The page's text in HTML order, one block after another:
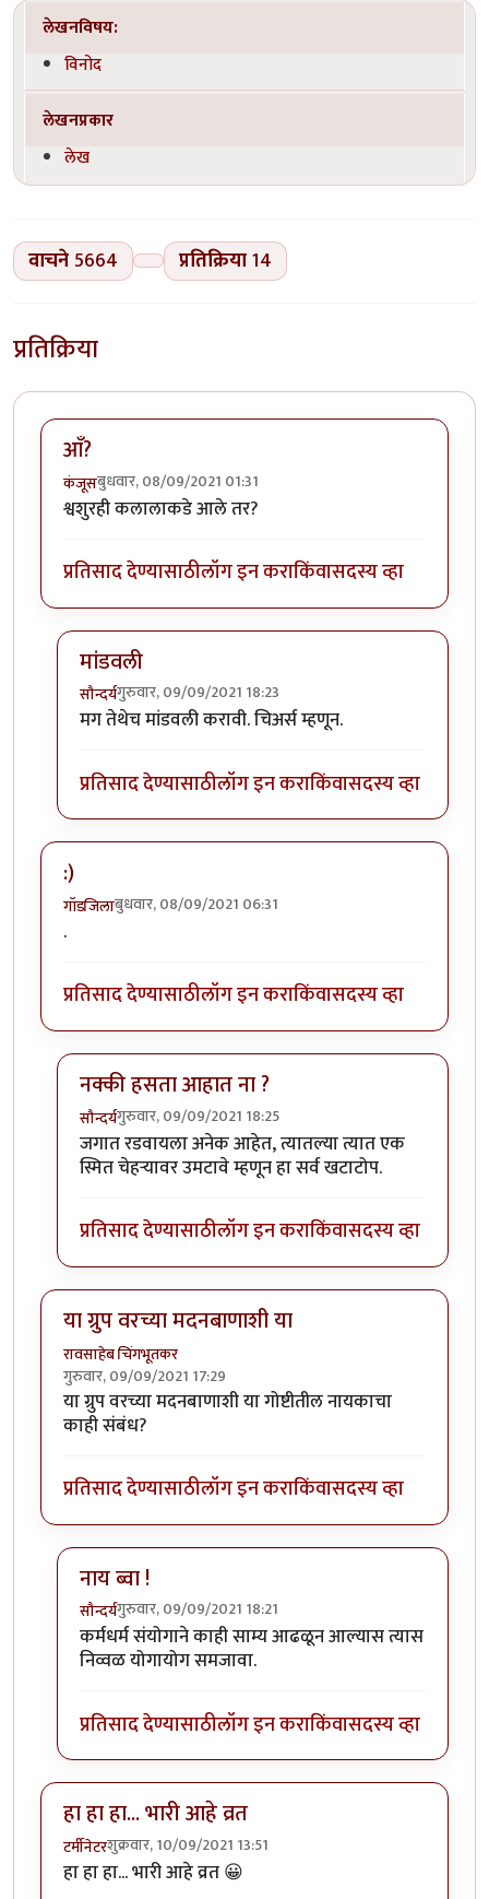
लेखनविषय:
विनोद
लेखनप्रकार
लेख
वाचने5664 प्रतिक्रिया14
प्रतिक्रिया
आँ?
कंजूसबुधवार, 08/09/2021 01:31
श्वशुरही कलालाकडे आले तर?
प्रतिसाद देण्यासाठीलॉग इन कराकिंवासदस्य व्हा
मांडवली
सौन्दर्यगुरुवार, 09/09/2021 18:23
In reply toआँ?byकंजूस
मग तेथेच मांडवली करावी. चिअर्स म्हणून.
प्रतिसाद देण्यासाठीलॉग इन कराकिंवासदस्य व्हा
:)
गॉडजिलाबुधवार, 08/09/2021 06:31
.
प्रतिसाद देण्यासाठीलॉग इन कराकिंवासदस्य व्हा
नक्की हसता आहात ना ?
सौन्दर्यगुरुवार, 09/09/2021 18:25
In reply to:)byगॉडजिला
जगात रडवायला अनेक आहेत, त्यातल्या त्यात एक
स्मित चेहऱ्यावर उमटावे म्हणून हा सर्व खटाटोप.
प्रतिसाद देण्यासाठीलॉग इन कराकिंवासदस्य व्हा
या ग्रुप वरच्या मदनबाणाशी या
रावसाहेब चिंगभूतकर
गुरुवार, 09/09/2021 17:29
या ग्रुप वरच्या मदनबाणाशी या गोष्टीतील नायकाचा
काही संबंध?
प्रतिसाद देण्यासाठीलॉग इन कराकिंवासदस्य व्हा
नाय ब्वा !
सौन्दर्यगुरुवार, 09/09/2021 18:21
In reply toया ग्रुप वरच्या मदनबाणाशी याbyरावसाहेब
कर्मधर्म संयोगाने काही साम्य आढळून आल्यास त्यास
निव्वळ योगायोग समजावा.
प्रतिसाद देण्यासाठीलॉग इन कराकिंवासदस्य व्हा
हा हा हा... भारी आहे व्रत
टर्मीनेटरशुक्रवार, 10/09/2021 13:51
हा हा हा... भारी आहे व्रत 😀